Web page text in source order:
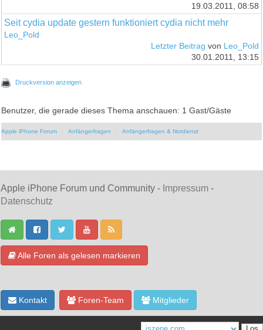
19.03.2011, 08:58
Seit cydia update gestern funktioniert cydia nicht mehr
Leo_Pold
Letzter Beitrag von Leo_Pold
30.01.2011, 13:15
Druckversion anzeigen
Benutzer, die gerade dieses Thema anschauen: 1 Gast/Gäste
Apple iPhone Forum Anfängerfragen Anfängerfragen & Notdienst
Apple iPhone Forum und Community - Impressum -
Datenschutz
Alle Foren als gelesen markieren
Kontakt Foren-Team Mitglieder